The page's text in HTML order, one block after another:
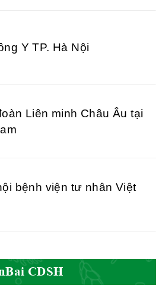
Y TP. Hà Nội
Liên minh Châu Âu tại
bệnh viện tư nhân Việt
lý y dược cổ truyền -
CDSH